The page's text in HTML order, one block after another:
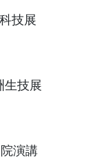
技展
生技展
演講